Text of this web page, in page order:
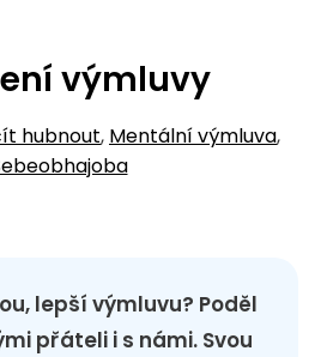
výmluvy
hubnout, Mentální výmluva,
lepší výmluvu? Poděl
přáteli i s námi. Svou